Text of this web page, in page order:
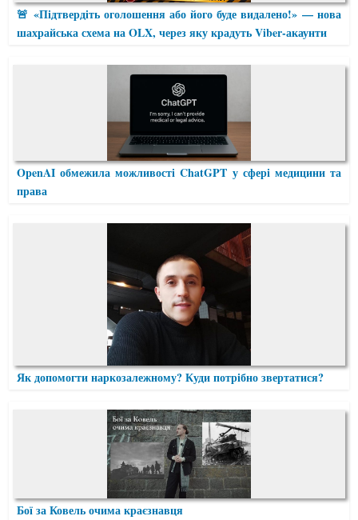
🚨 «Підтвердіть оголошення або його буде видалено!» — нова
шахрайська схема на OLX, через яку крадуть Viber-акаунти
OpenAI обмежила можливості ChatGPT у сфері медицини та
права
Як допомогти наркозалежному? Куди потрібно звертатися?
Бої за Ковель очима краєзнавця